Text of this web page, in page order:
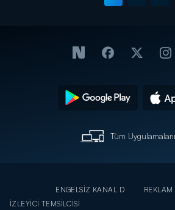
Tüm
ENGELSİZ KANAL D REKLAM
İZLEYİCİ TEMSİLCİSİ